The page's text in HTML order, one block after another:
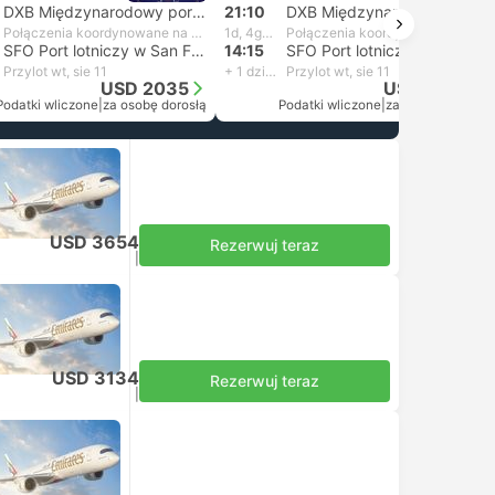
DXB Międzynarodowy port lotniczy w Dubaju
Połączenia koordynowane na własną rękę
SFO Port lotniczy w San Francisco
Przylot wt, sie 11
USD 2035
wliczone za osobę dorosłą
21:10
1d, 4godz. i 5m
14:15
+ 1 dzień Przylot wt, sie 11
USD 2035
Podatki wliczone za osobę dorosłą
USD 3654 Rezerwuj teraz
USD 3134 Rezerwuj teraz